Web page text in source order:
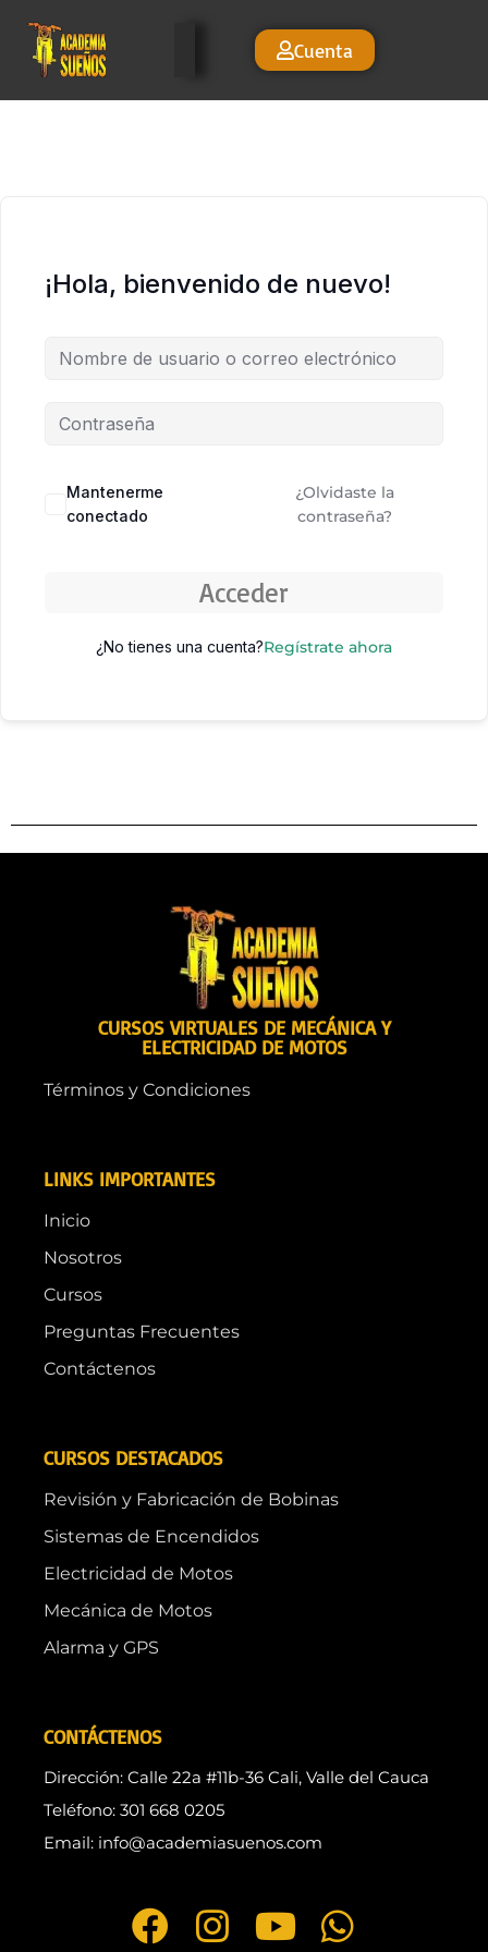
Cuenta
¡Hola, bienvenido de nuevo!
Mantenerme
conectado
¿Olvidaste la
contraseña?
Acceder
¿No tienes una cuenta?Regístrate ahora
CURSOS VIRTUALES DE MECÁNICA Y
ELECTRICIDAD DE MOTOS
Términos y Condiciones
LINKS IMPORTANTES
Inicio
Nosotros
Cursos
Preguntas Frecuentes
Contáctenos
CURSOS DESTACADOS
Revisión y Fabricación de Bobinas
Sistemas de Encendidos
Electricidad de Motos
Mecánica de Motos
Alarma y GPS
CONTÁCTENOS
Dirección: Calle 22a #11b-36 Cali, Valle del Cauca
Teléfono: 301 668 0205
Email: info@academiasuenos.com